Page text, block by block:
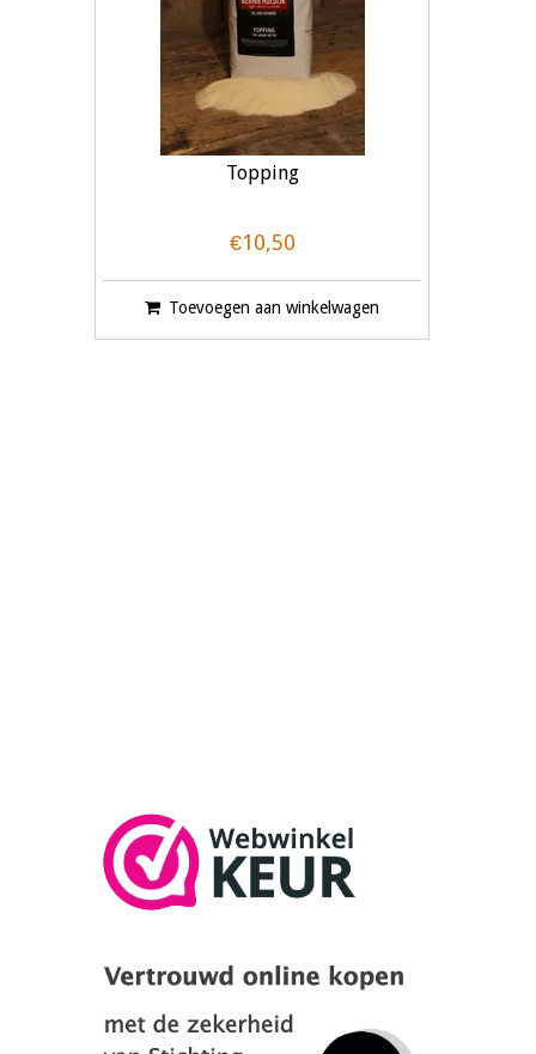
Topping
€10,50
Toevoegen aan winkelwagen